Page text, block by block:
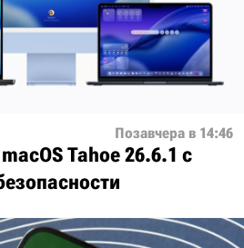
Позавчера в 14:46
Tahoe 26.6.1 с